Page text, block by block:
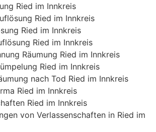
Ried im Innkreis
Ried im Innkreis
Ried im Innkreis
Ried im Innkreis
Räumung Ried im Innkreis
Ried im Innkreis
nach Tod Ried im Innkreis
Ried im Innkreis
Ried im Innkreis
von Verlassenschaften in Ried im